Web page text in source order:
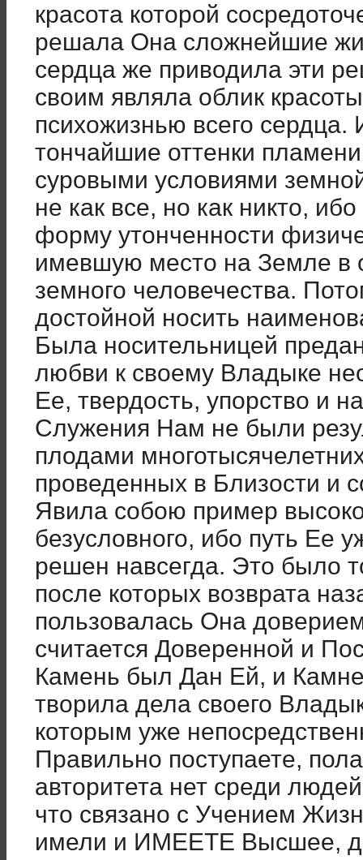
красота которой
решала Она сложнейшие
сердца же приводила эти
своим являла облик
психожизнью всего сердца.
тончайшие оттенки
суровыми условиями
не как все, но как никто,
форму утонченности
имевшую место на Земле в
земного человечества.
достойной носить
Была носительницей
любви к своему Владыке
Ее, твердость, упорство и
Служения Нам не были
плодами
проведенных в Близости и
Явила собою пример
безусловного, ибо путь Ее
решен навсегда. Это было
после которых возврата
пользовалась Она
считается Доверенной и
Камень был Дан Ей, и
творила дела своего
которым уже
Правильно поступаете,
авторитета нет среди
что связано с Учением
имели и ИМЕЕТЕ Высшее,